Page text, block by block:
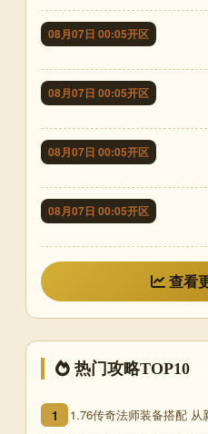
08月07日 00:05开区
08月07日 00:05开区
08月07日 00:05开区
08月07日 00:05开区
查看
热门攻略TOP10
1 1.76传奇法师装备搭配